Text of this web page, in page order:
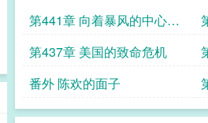
第441章 向着暴风的中心进
发
第437章 美国的致命危机
番外 陈欢的面子